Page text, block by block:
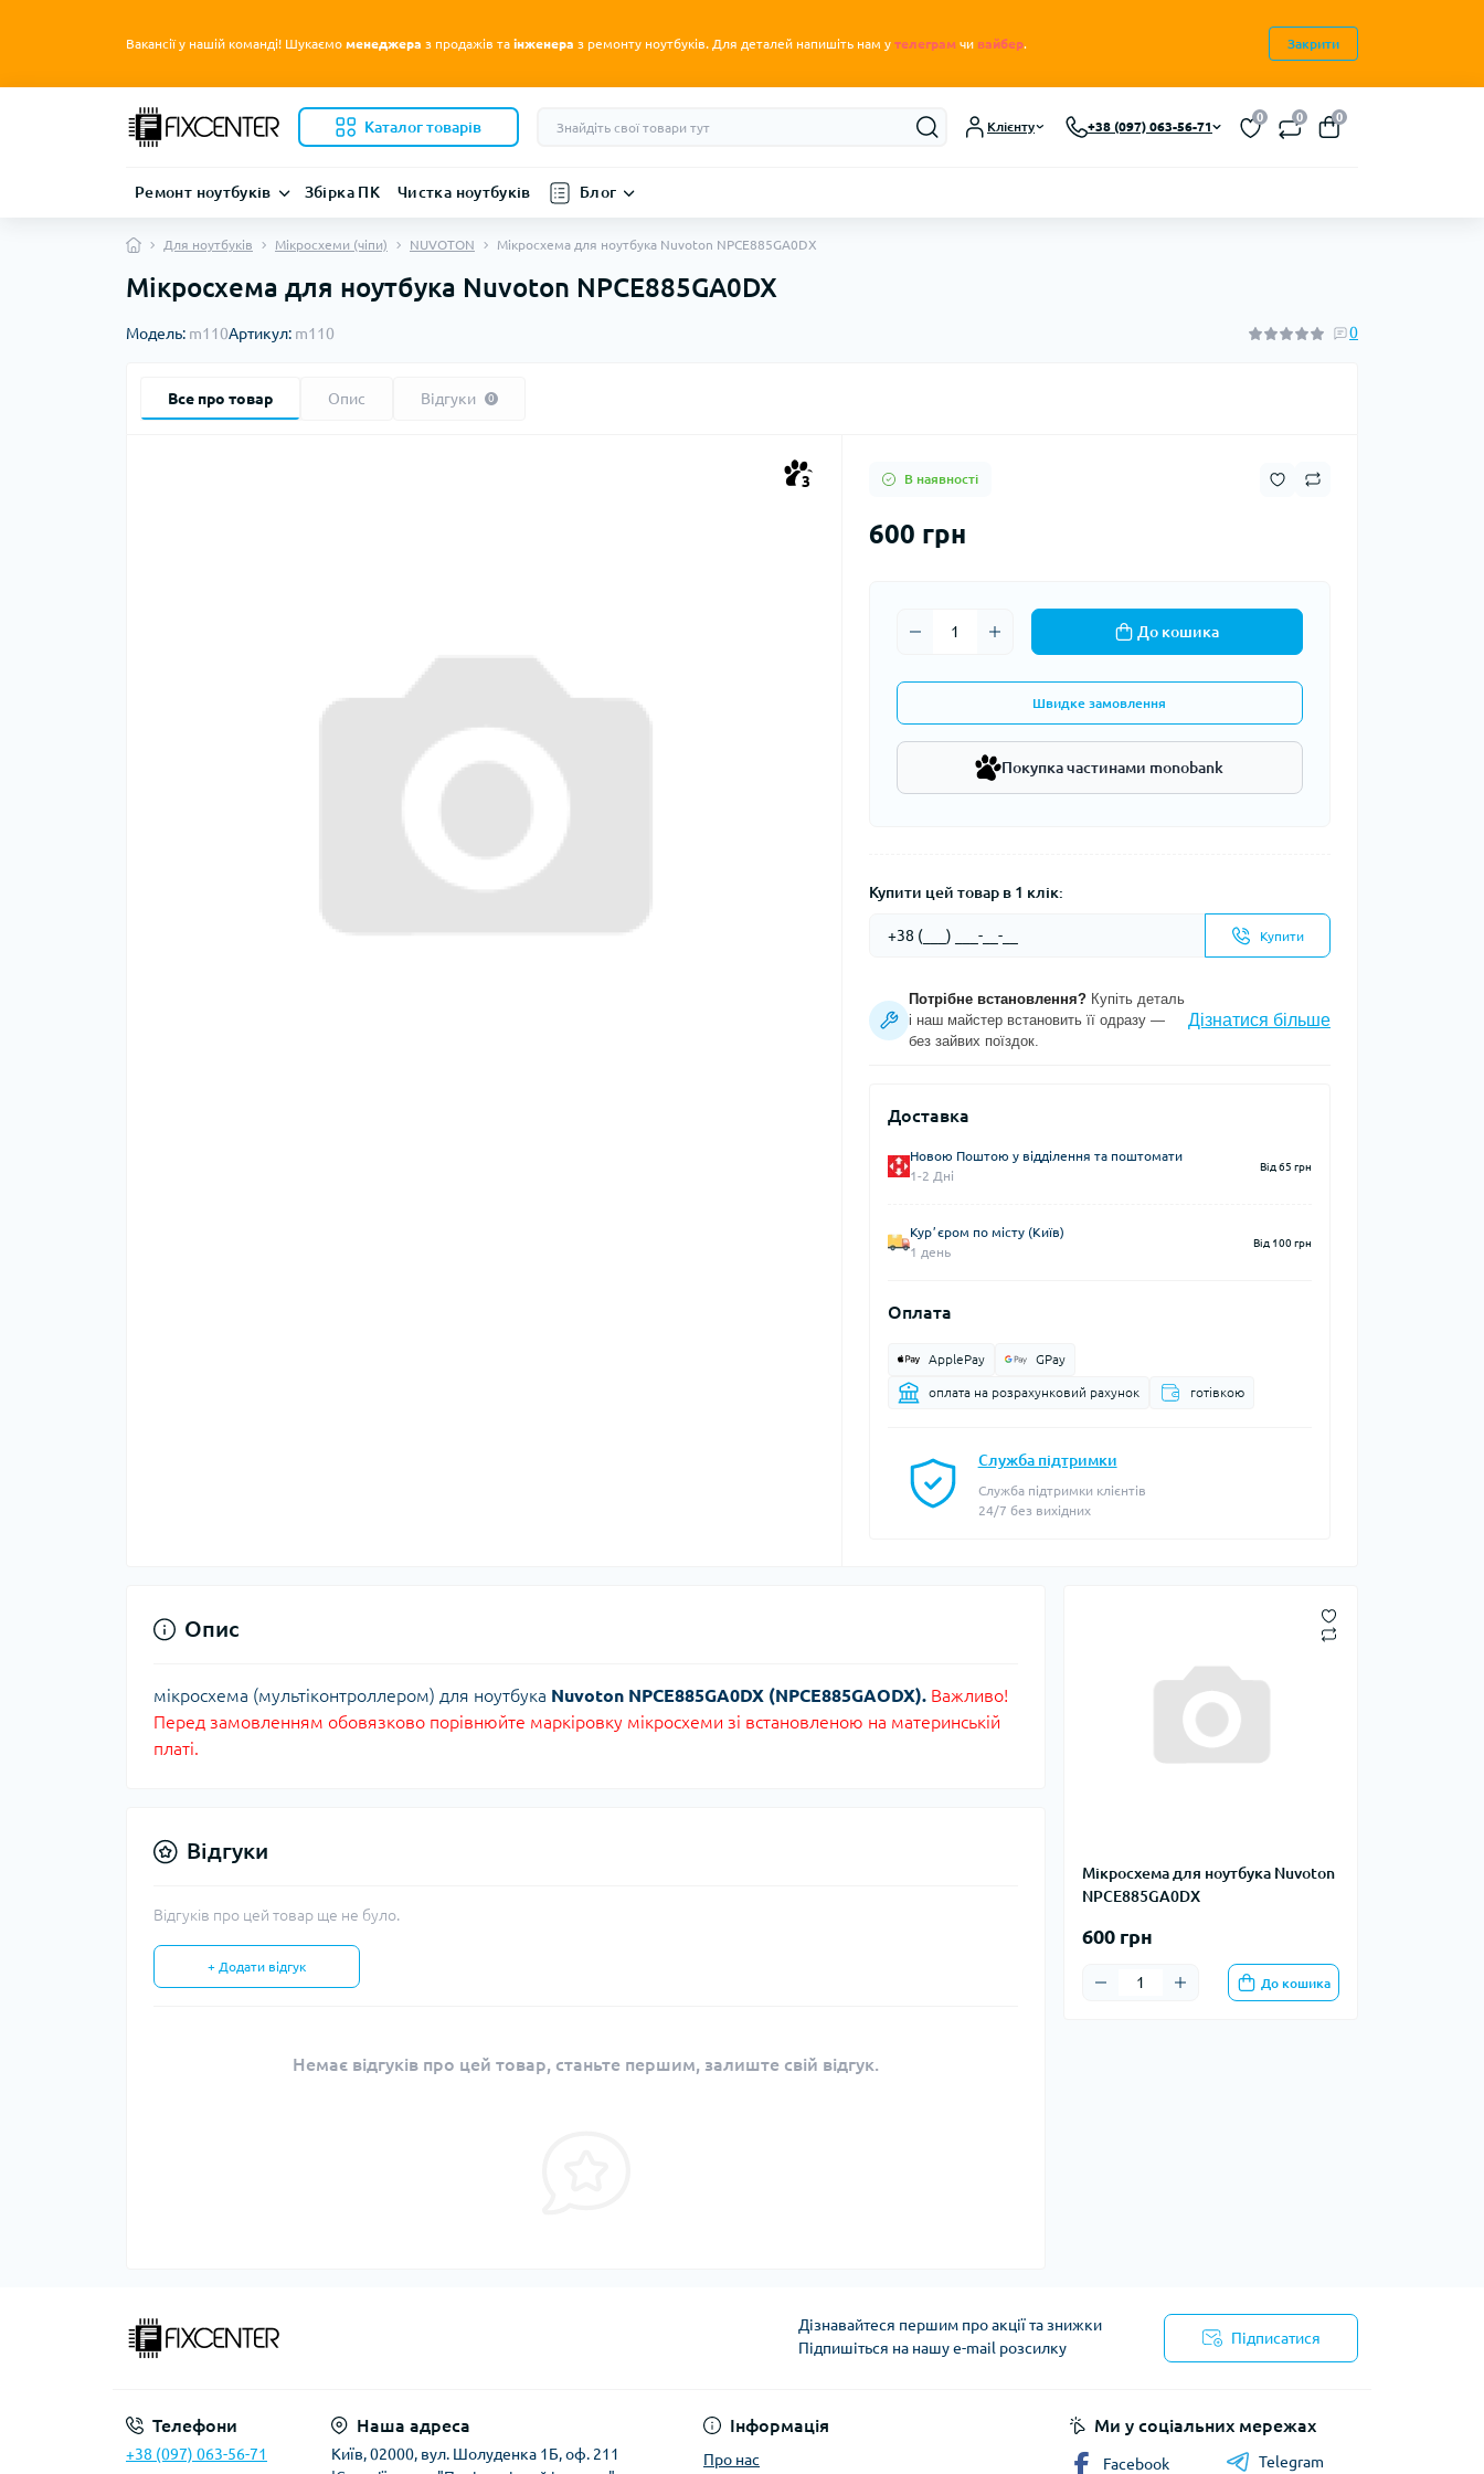
Вакансії у нашій команді! Шукаємо менеджера з продажів та інженера з ремонту ноутбуків. Для деталей напишіть нам у телеграм чи вайбер. Закрити
Каталог товарів Клієнту +38 (097) 063-56-71
0 0 0
Ремонт ноутбуків Збірка ПК Чистка ноутбуків Блог
Для ноутбуків Мікросхеми (чіпи) NUVOTON Мікросхема для ноутбука Nuvoton NPCE885GA0DX
Мікросхема для ноутбука Nuvoton NPCE885GA0DX
Модель: m110Артикул: m110 0
Все про товар Опис Відгуки 0
3 В наявності
600 грн
До кошика
Швидке замовлення
Покупка частинами monobank
Купити цей товар в 1 клік:
Купити
Потрібне встановлення?Купіть деталь
і наш майстер встановить її одразу —
без зайвих поїздок.
Дізнатися більше
Доставка
Новою Поштою у відділення та поштомати
1-2 Дні
Від 65 грн
Курʼєром по місту (Київ)
1 день
Від 100 грн
Оплата
ApplePay GPay
оплата на розрахунковий рахунок готівкою
Служба підтримки
Служба підтримки клієнтів
24/7 без вихідних
Мікросхема для ноутбука Nuvoton
NPCE885GA0DX
600 грн
До кошика
Опис
мікросхема (мультіконтроллером) для ноутбука Nuvoton NPCE885GA0DX (NPCE885GAODX). Важливо!
Перед замовленням обовязково порівнюйте маркіровку мікросхеми зі встановленою на материнській
платі.
Відгуки
Відгуків про цей товар ще не було.
+ Додати відгук
Немає відгуків про цей товар, станьте першим, залиште свій відгук.
Дізнавайтеся першим про акції та знижки
Підпишіться на нашу e-mail розсилку
Підписатися
Телефони
+38 (097) 063-56-71
Наша адреса
Київ, 02000, вул. Шолуденка 1Б, оф. 211
Інформація
Про нас
Ми у соціальних мережах
Facebook Telegram